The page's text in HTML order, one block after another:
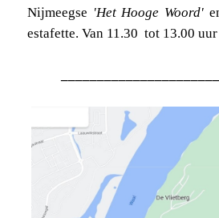
Nijmeegse 'Het Hooge Woord'
estafette. Van 11.30 tot 13.00